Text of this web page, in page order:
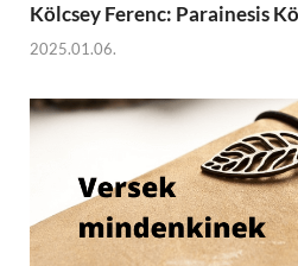
Kölcsey Ferenc: Parainesis
2025.01.06.